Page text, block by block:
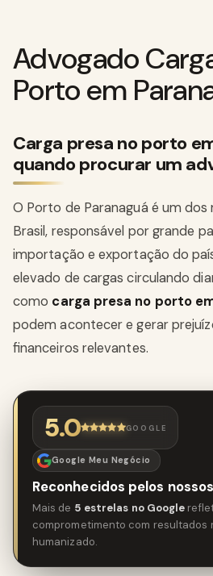
Advogado
Porto em
Carga presa no porto
quando procurar um
O Porto de Paranaguá é um
Brasil, responsável por grande
importação e exportação do
elevado de cargas circulando
como carga presa no porto
podem acontecer e gerar
financeiros relevantes.
5.0 GOOGLE
Google Meu Negócio
Reconhecidos pelos
Mais de 5 estrelas no Google
comprometimento com resultados
humanizado.